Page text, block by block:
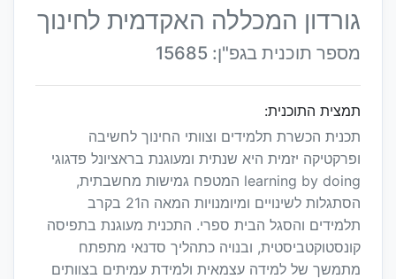
גורדון המכללה האקדמית לחינוך
מספר תוכנית בגפ"ן: 15685
תמצית התוכנית:
תכנית הכשרת תלמידים וצוותי החינוך לחשיבה
ופרקטיקה יזמית היא שנתית ומעוגנת בראציונל פדגוגי
learning by doing המטפח גמישות מחשבתית,
הסתגלות לשינויים ומיומנויות המאה ה21 בקרב
תלמידים והסגל הבית ספרי. התכנית מעוגנת בתפיסה
קונסטוקטביסטית, ובנויה כתהליך סדנאי מתפתח
מתמשך של למידה עצמאית ולמידת עמיתים בצוותים